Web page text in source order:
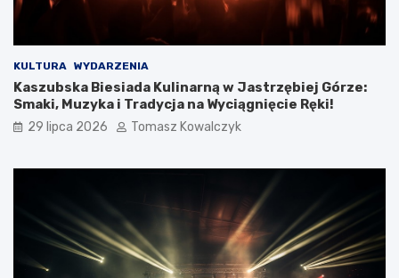
KULTURA WYDARZENIA
Kaszubska Biesiada Kulinarną w Jastrzębiej Górze:
Smaki, Muzyka i Tradycja na Wyciągnięcie Ręki!
29 lipca 2026 Tomasz Kowalczyk